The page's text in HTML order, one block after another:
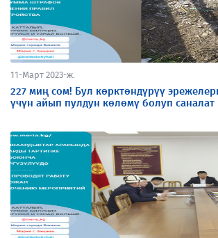
11-Март 2023-ж.
227 миң сом! Бул көрктөндүрүү
үчүн айып пулдун көлөмү болуп саналат